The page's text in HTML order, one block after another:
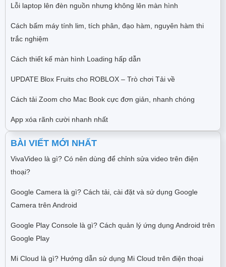
Lỗi laptop lên đèn nguồn nhưng không lên màn hình
Cách bấm máy tính lim, tích phân, đạo hàm, nguyên hàm thi
trắc nghiệm
Cách thiết kế màn hình Loading hấp dẫn
UPDATE Blox Fruits cho ROBLOX – Trò chơi Tải về
Cách tải Zoom cho Mac Book cực đơn giản, nhanh chóng
App xóa rãnh cười nhanh nhất
BÀI VIẾT MỚI NHẤT
VivaVideo là gì? Có nên dùng để chỉnh sửa video trên điện
thoại?
Google Camera là gì? Cách tải, cài đặt và sử dụng Google
Camera trên Android
Google Play Console là gì? Cách quản lý ứng dụng Android trên
Google Play
Mi Cloud là gì? Hướng dẫn sử dụng Mi Cloud trên điện thoại